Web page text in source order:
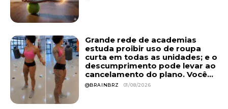
Grande rede de academias
estuda proibir uso de roupa
curta em todas as unidades; e o
descumprimento pode levar ao
cancelamento do plano. Você...
@BRAINBRZ 01/08/2026